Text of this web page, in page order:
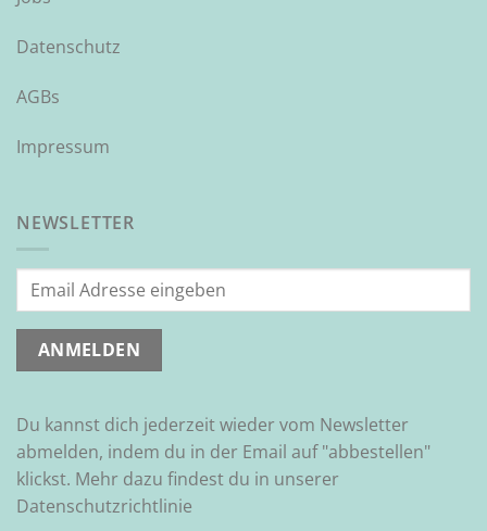
Datenschutz
AGBs
Impressum
NEWSLETTER
Du kannst dich jederzeit wieder vom Newsletter
abmelden, indem du in der Email auf "abbestellen"
klickst. Mehr dazu findest du in unserer
Datenschutzrichtlinie